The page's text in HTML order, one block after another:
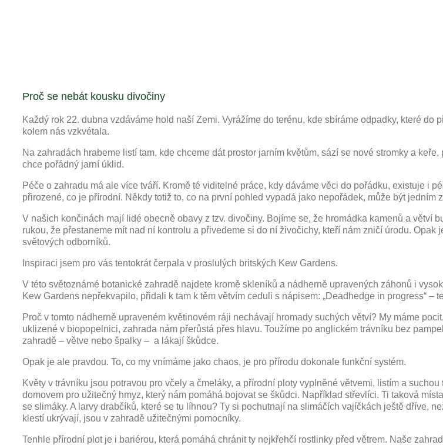
Proč se nebát kousku divočiny
Každý rok 22. dubna vzdáváme hold naší Zemi. Vyrážíme do terénu, kde sbíráme odpadky, které do
kolem nás vzkvétala.
Na zahradách hrabeme listí tam, kde chceme dát prostor jarním květům, sází se nové stromky a
chce pořádný jarní úklid.
Péče o zahradu má ale více tváří. Kromě té viditelné práce, kdy dáváme věci do pořádku, existuje i
přirozené, co je přírodní. Někdy totiž to, co na první pohled vypadá jako nepořádek, může být jedním
V našich končinách mají lidé obecně obavy z tzv. divočiny. Bojíme se, že hromádka kamenů a větví
rukou, že přestaneme mít nad ní kontrolu a přivedeme si do ní živočichy, kteří nám zničí úrodu.
světových odborníků.
Inspiraci jsem pro vás tentokrát čerpala v proslulých britských Kew Gardens.
V této světoznámé botanické zahradě najdete kromě skleníků a nádherně upravených záhonů i
Kew Gardens nepřekvapilo, přidali k tam k těm větvím ceduli s nápisem: „Deadhedge in progress“ –
Proč v tomto nádherně upraveném květinovém ráji nechávají hromady suchých větví? My máme
uklizené v biopopelnici, zahrada nám přerůstá přes hlavu. Toužíme po anglickém trávníku bez
zahradě – větve nebo špalky – a lákají škůdce.
Opak je ale pravdou. To, co my vnímáme jako chaos, je pro přírodu dokonale funkční systém.
Květy v trávníku jsou potravou pro včely a čmeláky, a přírodní ploty vyplněné větvemi, listím a
domovem pro užitečný hmyz, který nám pomáhá bojovat se škůdci. Například střevlíci. Ti taková
se slimáky. A larvy drabčíků, které se tu líhnou? Ty si pochutnají na slimáčích vajíčkách ještě dříve,
klestí ukrývají, jsou v zahradě užitečnými pomocníky.
Tenhle přírodní plot je i bariérou, která pomáhá chránit ty nejkřehčí rostlinky před větrem. Naše